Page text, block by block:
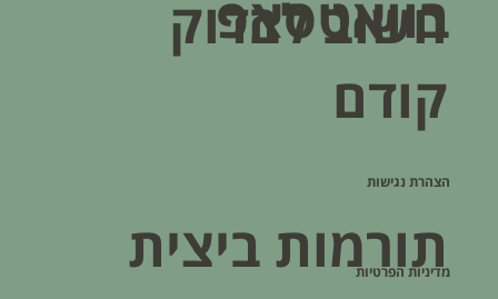
בוואטסאפ
הצהרת נגישות
מדיניות הפרטיות
חשוב לבדוק
קודם
תורמות ביצית